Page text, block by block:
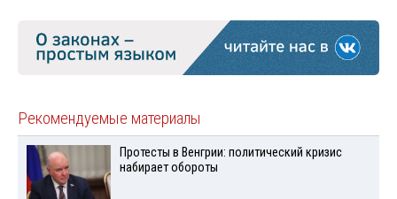
Рекомендуемые материалы
Протесты в Венгрии: политический кризис
набирает обороты